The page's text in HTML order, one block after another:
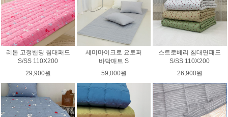
리본 고정밴딩 침대패드
S/SS 110X200
29,900원
세미마이크로 요토퍼
바닥매트 S
59,000원
스트로베리 침대면패드
S/SS 110X200
26,900원